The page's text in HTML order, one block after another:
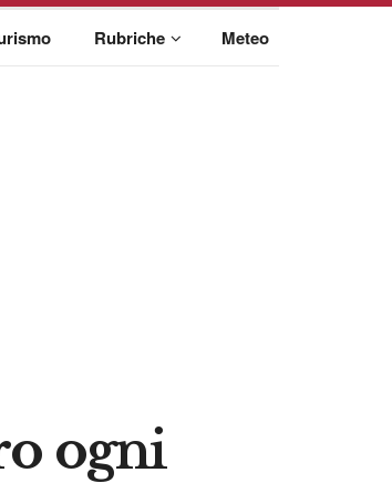
Rubriche Meteo
ogni